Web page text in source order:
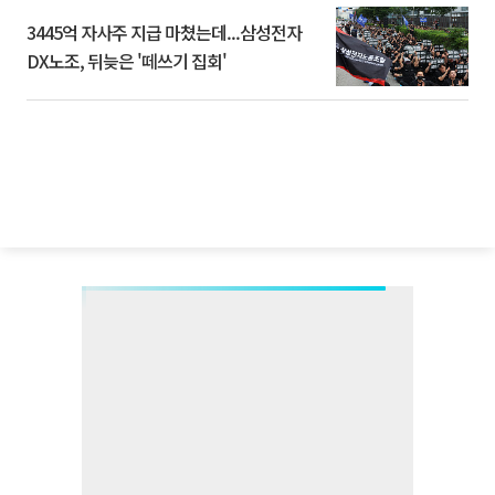
3445억 자사주 지급 마쳤는데...삼성전자
DX노조, 뒤늦은 '떼쓰기 집회'